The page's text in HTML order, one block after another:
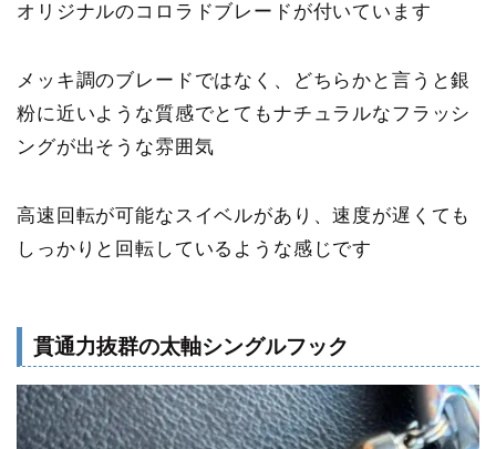
オリジナルのコロラドブレードが付いています
メッキ調のブレードではなく、どちらかと言うと銀
粉に近いような質感でとてもナチュラルなフラッシ
ングが出そうな雰囲気
高速回転が可能なスイベルがあり、速度が遅くても
しっかりと回転しているような感じです
貫通力抜群の太軸シングルフック